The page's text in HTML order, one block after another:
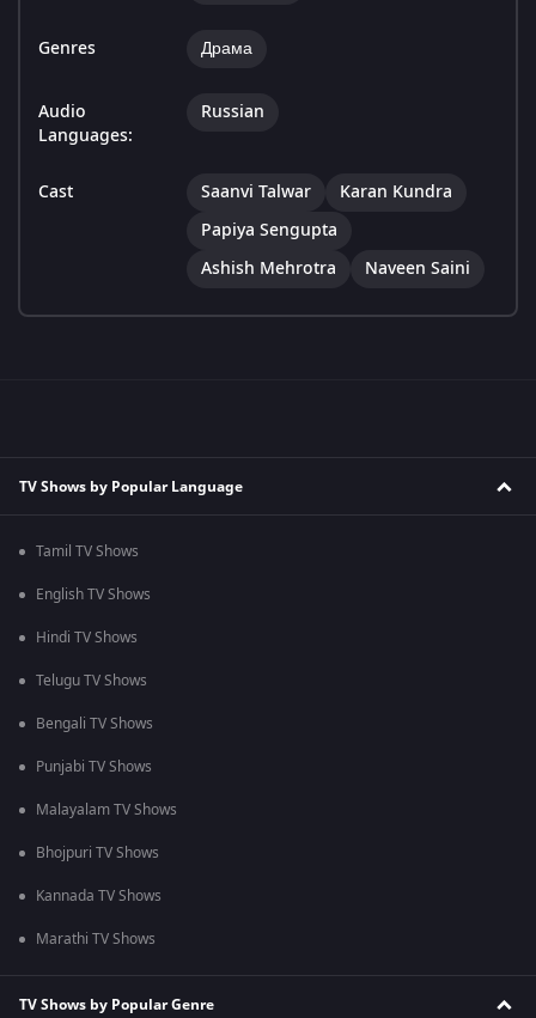
Genres Драма
Audio
Languages:
Russian
Cast Saanvi Talwar
Karan Kundra
Papiya Sengupta
Ashish Mehrotra
Naveen Saini
TV Shows by Popular Language
Tamil TV Shows
English TV Shows
Hindi TV Shows
Telugu TV Shows
Bengali TV Shows
Punjabi TV Shows
Malayalam TV Shows
Bhojpuri TV Shows
Kannada TV Shows
Marathi TV Shows
TV Shows by Popular Genre